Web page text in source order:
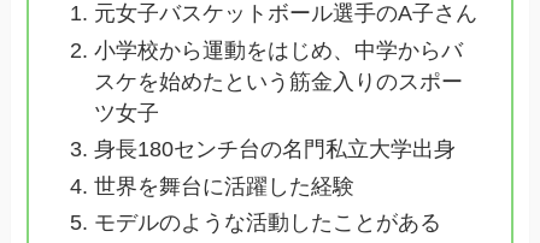
元女子バスケットボール選手のA子さん
小学校から運動をはじめ、中学からバ
スケを始めたという筋金入りのスポー
ツ女子
身長180センチ台の名門私立大学出身
世界を舞台に活躍した経験
モデルのような活動したことがある